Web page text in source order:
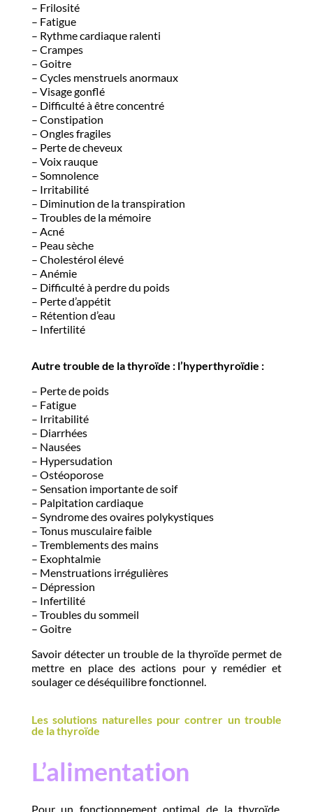
– Frilosité
– Fatigue
– Rythme cardiaque ralenti
– Crampes
– Goitre
– Cycles menstruels anormaux
– Visage gonflé
– Difficulté à être concentré
– Constipation
– Ongles fragiles
– Perte de cheveux
– Voix rauque
– Somnolence
– Irritabilité
– Diminution de la transpiration
– Troubles de la mémoire
– Acné
– Peau sèche
– Cholestérol élevé
– Anémie
– Difficulté à perdre du poids
– Perte d’appétit
– Rétention d’eau
– Infertilité
Autre trouble de la thyroïde : l’hyperthyroïdie :
– Perte de poids
– Fatigue
– Irritabilité
– Diarrhées
– Nausées
– Hypersudation
– Ostéoporose
– Sensation importante de soif
– Palpitation cardiaque
– Syndrome des ovaires polykystiques
– Tonus musculaire faible
– Tremblements des mains
– Exophtalmie
– Menstruations irrégulières
– Dépression
– Infertilité
– Troubles du sommeil
– Goitre
Savoir détecter un trouble de la thyroïde permet de
mettre en place des actions pour y remédier et
soulager ce déséquilibre fonctionnel.
Les solutions naturelles pour contrer un trouble
de la thyroïde
L’alimentation
Pour un fonctionnement optimal de la thyroïde,